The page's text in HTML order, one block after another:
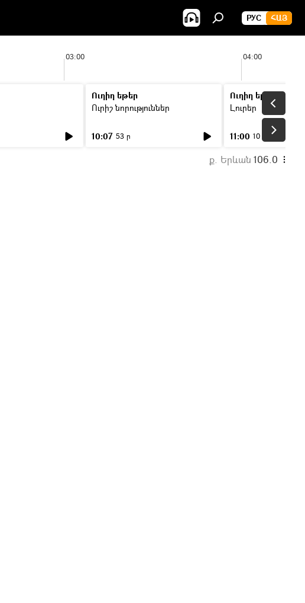
РУС ՀԱՅ
03:00 04:00
Ուղիղ եթեր
Ուրիշ նորություններ
10:07 53 ր
Ուղիղ եթեր
Լուրեր
11:00 10 ր
ք. Երևան 106.0